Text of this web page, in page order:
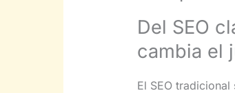
Del SEO
cambia el
El SEO